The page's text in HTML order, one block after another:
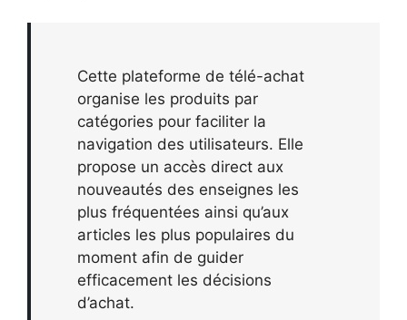
Cette plateforme de télé-achat
organise les produits par
catégories pour faciliter la
navigation des utilisateurs. Elle
propose un accès direct aux
nouveautés des enseignes les
plus fréquentées ainsi qu’aux
articles les plus populaires du
moment afin de guider
efficacement les décisions
d’achat.